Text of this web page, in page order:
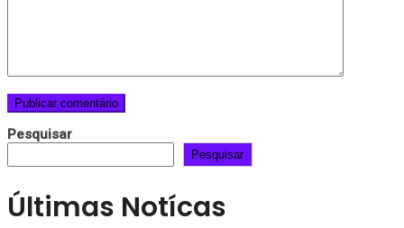
Pesquisar
Pesquisar
Últimas Notícas